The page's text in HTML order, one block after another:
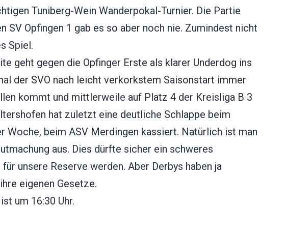
Tuniberg-Wein Wanderpokal-Turnier. Die Partie
SV Opfingen 1 gab es so aber noch nie. Zumindest nicht
Spiel.
geht gegen die Opfinger Erste als klarer Underdog ins
der SVO nach leicht verkorkstem Saisonstart immer
kommt und mittlerweile auf Platz 4 der Kreisliga B 3
hat zuletzt eine deutliche Schlappe beim
Woche, beim ASV Merdingen kassiert. Natürlich ist man
aus. Dies dürfte sicher ein schweres
für unsere Reserve werden. Aber Derbys haben ja
eigenen Gesetze.
um 16:30 Uhr.